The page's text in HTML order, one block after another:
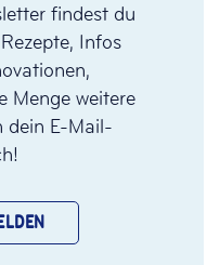
findest du
Infos
Menge weitere
dein E-Mail-